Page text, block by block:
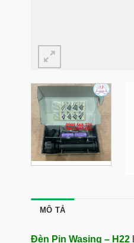
MÔ TẢ
Đèn Pin Wasing – H22